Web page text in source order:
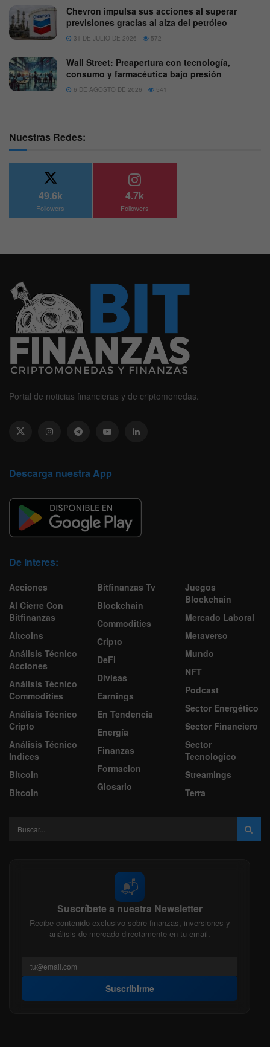
Chevron impulsa sus acciones al superar
previsiones gracias al alza del petróleo
31 DE JULIO DE 2026 572
Wall Street: Preapertura con tecnología,
consumo y farmacéutica bajo presión
6 DE AGOSTO DE 2026 541
Nuestras Redes:
49.6k
Followers
4.7k
Followers
Portal de noticias financieras y de criptomonedas.
Descarga nuestra App
De Interes:
Acciones
Al Cierre Con
Bitfinanzas
Altcoins
Análisis Técnico
Acciones
Análisis Técnico
Commodities
Análisis Técnico
Cripto
Análisis Técnico
Indices
Bitcoin
Bitcoin
Bitfinanzas Tv
Blockchain
Commodities
Cripto
DeFi
Divisas
Earnings
En Tendencia
Energía
Finanzas
Formacion
Glosario
Juegos
Blockchain
Mercado Laboral
Metaverso
Mundo
NFT
Podcast
Sector Energético
Sector Financiero
Sector
Tecnologico
Streamings
Terra
📬
Suscríbete a nuestra Newsletter
Recibe contenido exclusivo sobre finanzas, inversiones y
análisis de mercado directamente en tu email.
Suscribirme